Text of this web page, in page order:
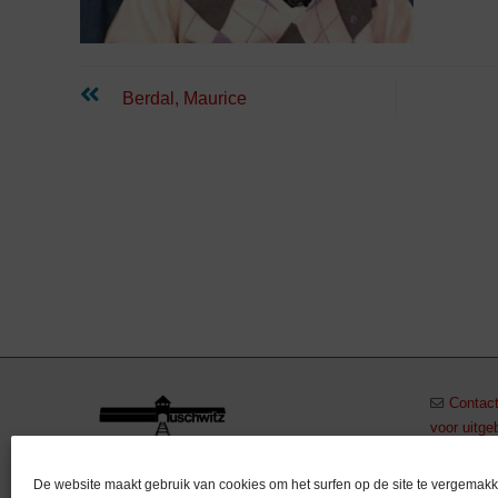
De website maakt gebruik van cookies om het surfen op de site te
Lees
verderBerdal, Maurice
vzw Auschwitz in Gedachtenis
voor